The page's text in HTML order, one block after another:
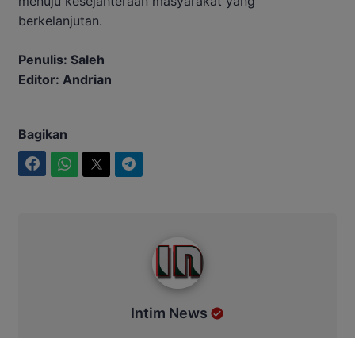
berkelanjutan.
Penulis: Saleh
Editor: Andrian
Bagikan
Intim News